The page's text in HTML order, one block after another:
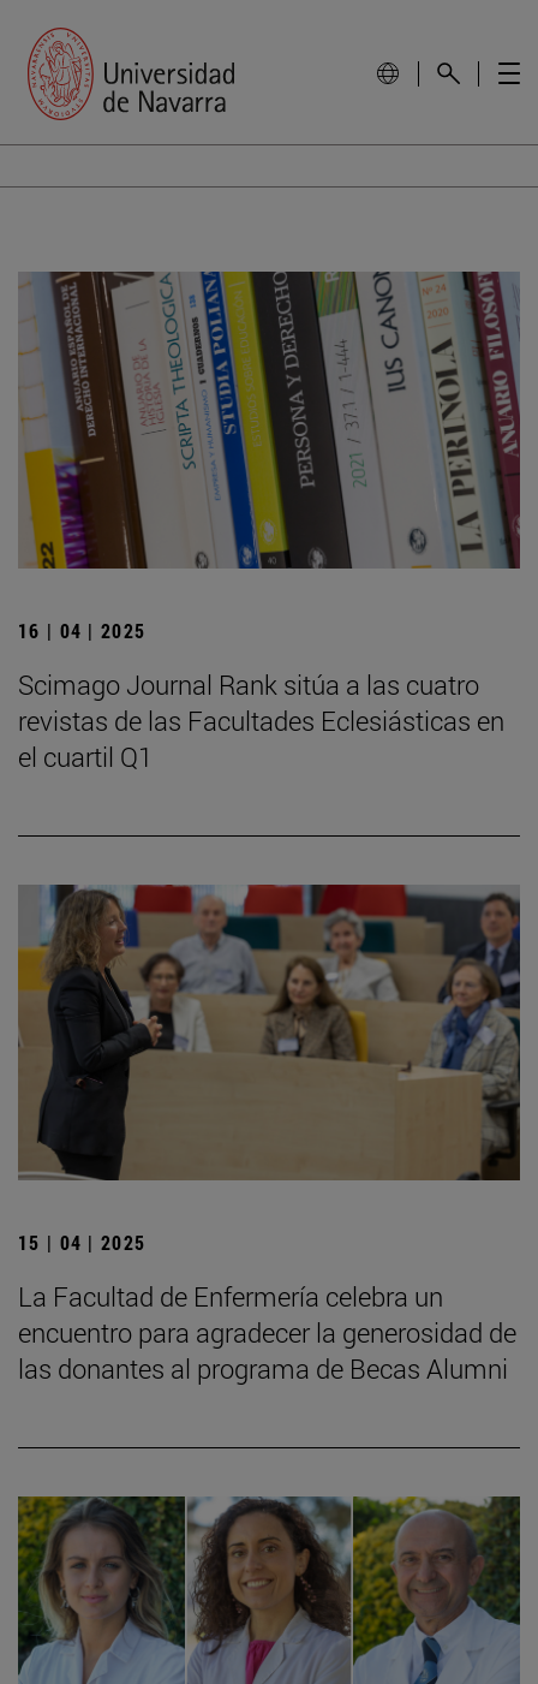
16 | 04 | 2025
Scimago Journal Rank sitúa a las cuatro
revistas de las Facultades Eclesiásticas en
el cuartil Q1
15 | 04 | 2025
La Facultad de Enfermería celebra un
encuentro para agradecer la generosidad de
las donantes al programa de Becas Alumni